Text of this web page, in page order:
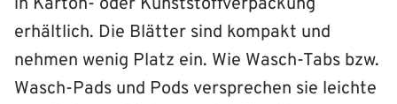
erhältlich. Die Blätter sind kompakt und
nehmen wenig Platz ein. Wie Wasch-Tabs bzw.
Wasch-Pads und Pods versprechen sie leichte